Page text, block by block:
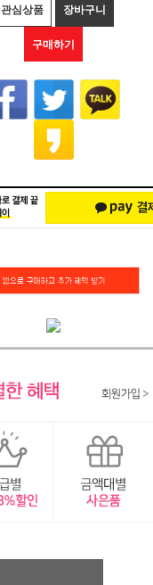
관심상품 장바구니
구매하기